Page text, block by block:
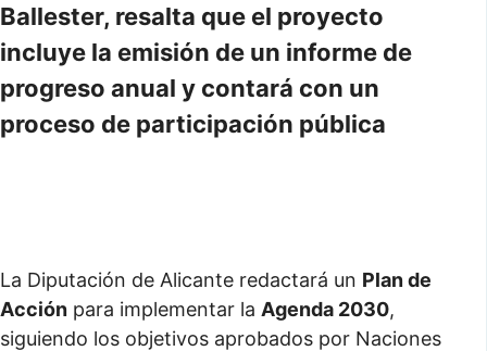
Ballester, resalta que el proyecto
incluye la emisión de un informe de
progreso anual y contará con un
proceso de participación pública
La Diputación de Alicante redactará un Plan de
Acción para implementar la Agenda 2030,
siguiendo los objetivos aprobados por Naciones